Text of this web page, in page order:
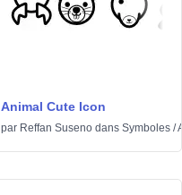
Animal Cute Icon
par Reffan Suseno dans Symboles /